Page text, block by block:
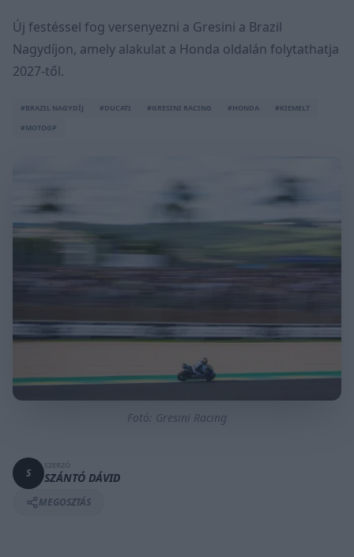
Új festéssel fog versenyezni a Gresini a Brazil
Nagydíjon, amely alakulat a Honda oldalán folytathatja
2027-től.
#BRAZIL NAGYDÍJ #DUCATI #GRESINI RACING #HONDA
#KIEMELT
#MOTOGP
Fotó: Gresini Racing
S SZÁNTÓ DÁVID
MEGOSZTÁS